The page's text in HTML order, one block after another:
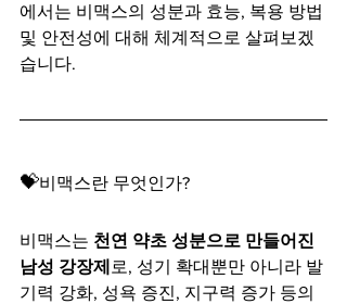
에서는 비맥스의 성분과 효능, 복용 방법
및 안전성에 대해 체계적으로 살펴보겠
습니다.
💝비맥스란 무엇인가?
비맥스는 천연 약초 성분으로 만들어진
남성 강장제 로, 성기 확대뿐만 아니라 발
기력 강화, 성욕 증진, 지구력 증가 등의